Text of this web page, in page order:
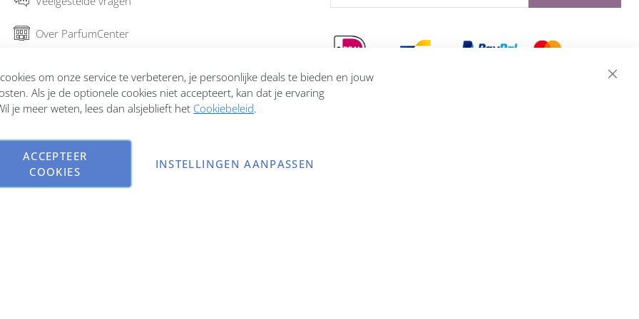
Over ParfumCenter
Garantie en retourneren
Copyright © 2026 ParfumCenter.nl. All rights reserved.
om onze service te verbeteren, je persoonlijke deals te bieden en jouw
Als je de optionele cookies niet accepteert, kan dat je ervaring
je meer weten, lees dan alsjeblieft het Cookiebeleid.
ACCEPTEER
COOKIES
INSTELLINGEN AANPASSEN